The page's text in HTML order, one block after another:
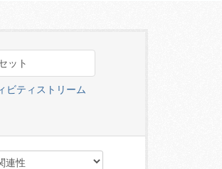
ット
ビティストリーム